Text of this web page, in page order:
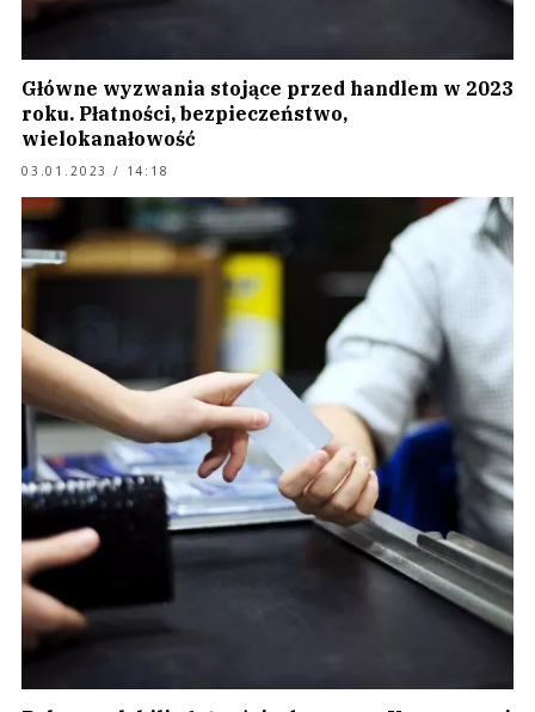
Główne wyzwania stojące przed handlem w 2023
roku. Płatności, bezpieczeństwo,
wielokanałowość
03.01.2023 / 14:18